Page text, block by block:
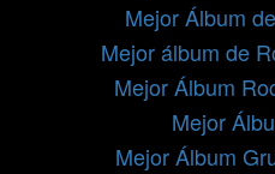
Mejor Álbum
Mejor álbum de
Mejor Álbum
Mejor
Mejor Álbum